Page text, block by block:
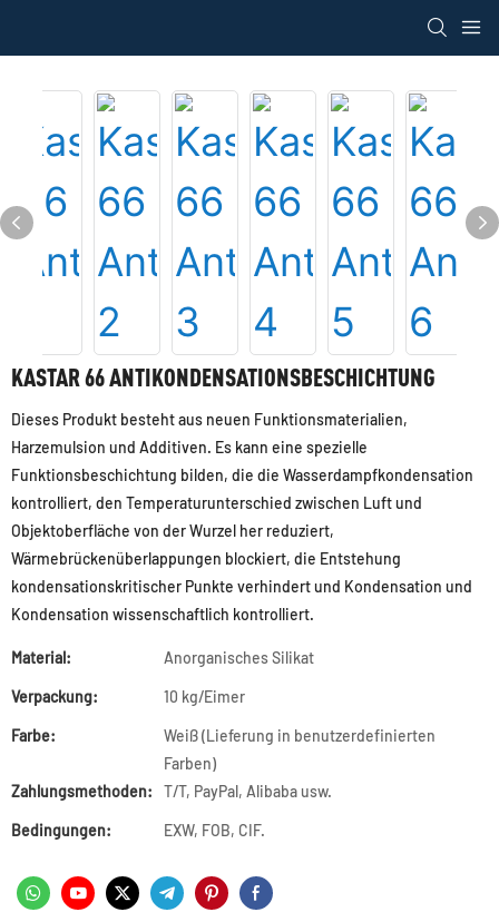
KASTAR 66 ANTIKONDENSATIONSBESCHICHTUNG
Dieses Produkt besteht aus neuen Funktionsmaterialien,
Harzemulsion und Additiven. Es kann eine spezielle
Funktionsbeschichtung bilden, die die Wasserdampfkondensation
kontrolliert, den Temperaturunterschied zwischen Luft und
Objektoberfläche von der Wurzel her reduziert,
Wärmebrückenüberlappungen blockiert, die Entstehung
kondensationskritischer Punkte verhindert und Kondensation und
Kondensation wissenschaftlich kontrolliert.
Material: Anorganisches Silikat
Verpackung: 10 kg/Eimer
Farbe:
Weiß (Lieferung in benutzerdefinierten
Farben)
Zahlungsmethoden:
T/T, PayPal, Alibaba usw.
Bedingungen: EXW, FOB, CIF.